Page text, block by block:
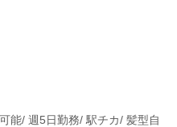
能/ 週5日勤務/ 駅チカ/ 髪型自